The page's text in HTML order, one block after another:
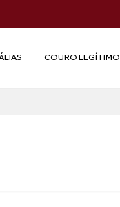
COURO LEGÍTIMO